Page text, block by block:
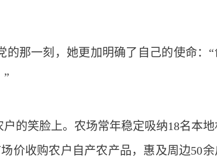
的那一刻，她更加明确了自己的使命：
”
的笑脸上。农场常年稳定吸纳18名本
价收购农户自产农产品，惠及周边50